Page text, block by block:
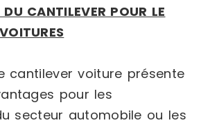
CANTILEVER POUR LE
cantilever voiture présente
pour les
secteur automobile ou les